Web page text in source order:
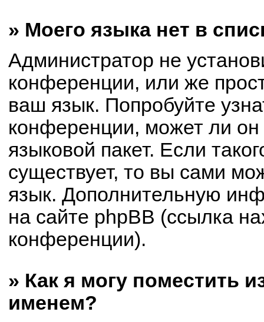
» Моего языка нет в
Администратор не
конференции, или же
ваш язык. Попробуйте
конференции, может ли
языковой пакет. Если
существует, то вы сами
язык. Дополнительную
на сайте phpBB (ссылка
конференции).
» Как я могу поместить
именем?